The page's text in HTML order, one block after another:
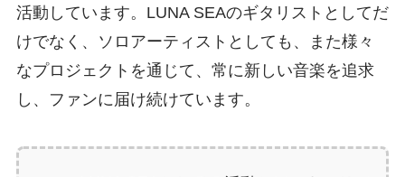
活動しています。LUNA SEAのギタリストとしてだ
けでなく、ソロアーティストとしても、また様々
なプロジェクトを通じて、常に新しい音楽を追求
し、ファンに届け続けています。